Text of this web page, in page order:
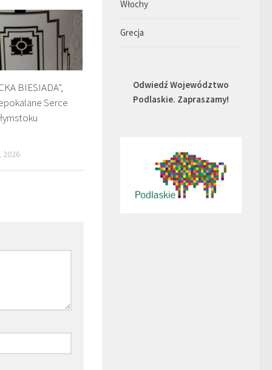
BIESIADA”,
Serce
2026
Włochy
Grecja
Odwiedź Województwo
Podlaskie. Zapraszamy!